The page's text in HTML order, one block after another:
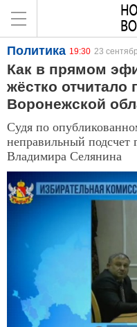
Политика 19:30 23
Как в прямом
жёстко отчитало
Воронежской
Судя по
неправильный подсчет
Владимира Селянина